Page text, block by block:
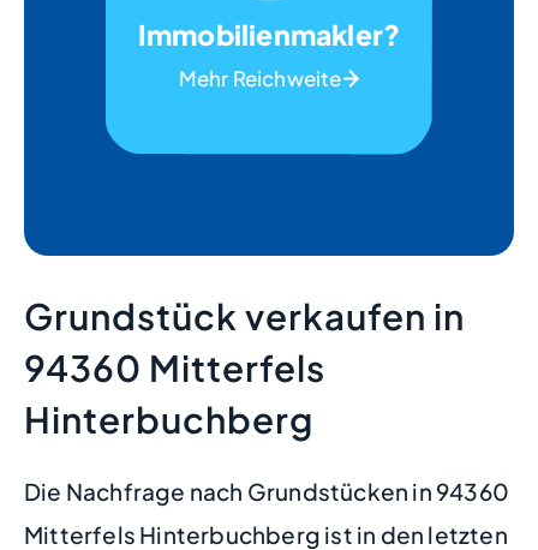
Immobilienmakler?
Mehr Reichweite
Grundstück verkaufen in
94360 Mitterfels
Hinterbuchberg
Die Nachfrage nach Grundstücken in 94360
Mitterfels Hinterbuchberg ist in den letzten